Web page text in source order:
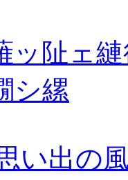
ッ阯ェ
シ縲
い出の